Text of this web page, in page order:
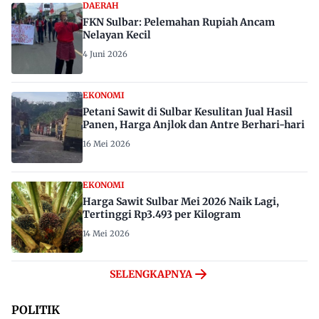
DAERAH
FKN Sulbar: Pelemahan Rupiah Ancam
Nelayan Kecil
4 Juni 2026
EKONOMI
Petani Sawit di Sulbar Kesulitan Jual Hasil
Panen, Harga Anjlok dan Antre Berhari-hari
16 Mei 2026
EKONOMI
Harga Sawit Sulbar Mei 2026 Naik Lagi,
Tertinggi Rp3.493 per Kilogram
14 Mei 2026
SELENGKAPNYA
POLITIK